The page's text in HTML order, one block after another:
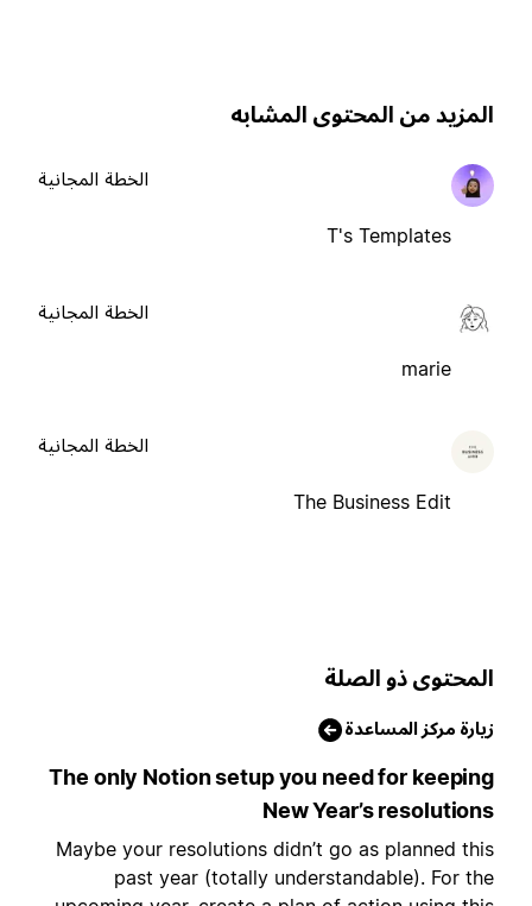
من المحتوى المشابه
T's Templates
الخطة المجانية
marie
الخطة المجانية
The Business Edit
الخطة المجانية
ذو الصلة
مركز المساعدة
The only Notion setup you need for
New Year’s
Maybe your resolutions didn’t go as planned
past year (totally understandable). For